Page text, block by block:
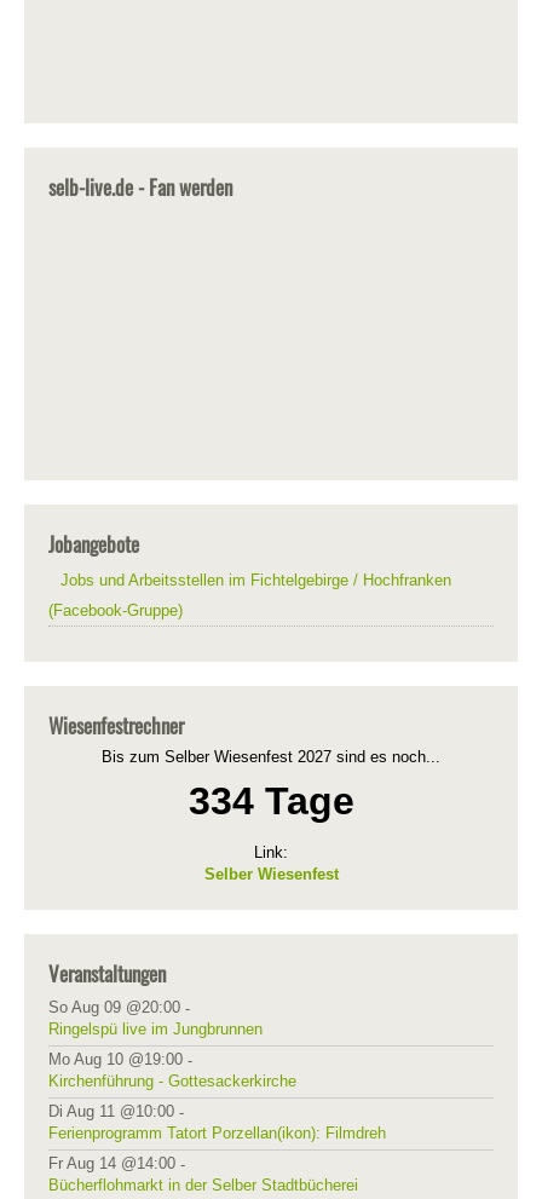
selb-live.de - Fan werden
Jobangebote
Jobs und Arbeitsstellen im Fichtelgebirge / Hochfranken
(Facebook-Gruppe)
Wiesenfestrechner
Bis zum Selber Wiesenfest 2027 sind es noch...
334 Tage
Link:
Selber Wiesenfest
Veranstaltungen
So Aug 09 @20:00 -
Ringelspü live im Jungbrunnen
Mo Aug 10 @19:00 -
Kirchenführung - Gottesackerkirche
Di Aug 11 @10:00 -
Ferienprogramm Tatort Porzellan(ikon): Filmdreh
Fr Aug 14 @14:00 -
Bücherflohmarkt in der Selber Stadtbücherei